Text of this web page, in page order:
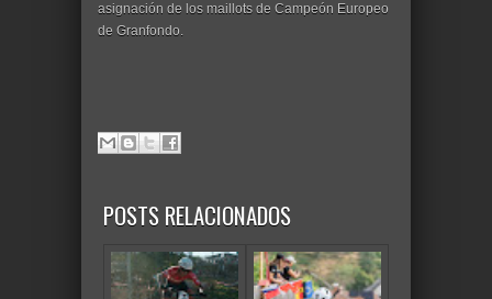
asignación de los maillots de Campeón Europeo
de Granfondo.
POSTS RELACIONADOS